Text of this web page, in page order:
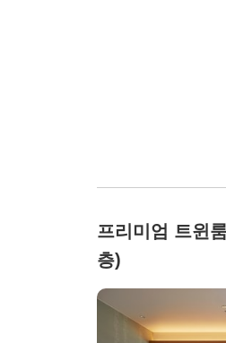
프리미엄 트윈
층)